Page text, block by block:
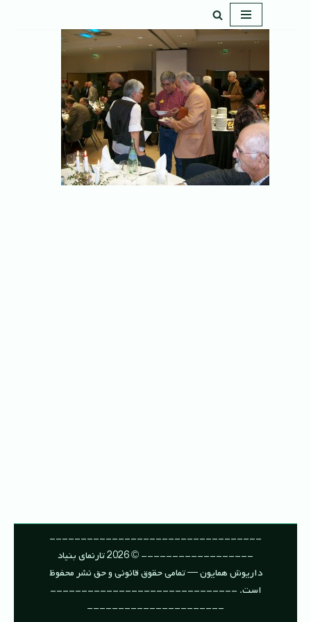
محتوا
----------------------------------
------------------ © 2026 تارنمای بنیاد
داریوش همایون — تمامی حقوق قانونی و حق نشر محفوظ
است. ------------------------------
----------------------